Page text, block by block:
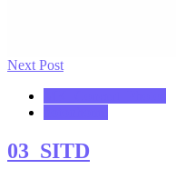
Next Post
03_SITD